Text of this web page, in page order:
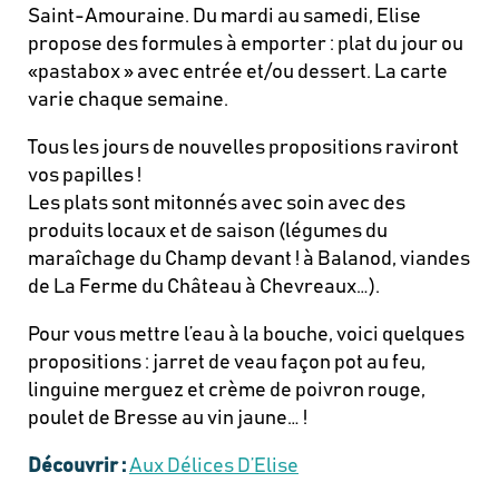
Saint-Amouraine. Du mardi au samedi, Elise
propose des formules à emporter : plat du jour ou
«pastabox » avec entrée et/ou dessert. La carte
varie chaque semaine.
Tous les jours de nouvelles propositions raviront
vos papilles !
Les plats sont mitonnés avec soin avec des
produits locaux et de saison (légumes du
maraîchage du Champ devant ! à Balanod, viandes
de La Ferme du Château à Chevreaux…).
Pour vous mettre l’eau à la bouche, voici quelques
propositions : jarret de veau façon pot au feu,
linguine merguez et crème de poivron rouge,
poulet de Bresse au vin jaune… !
Découvrir :Aux Délices D’Elise